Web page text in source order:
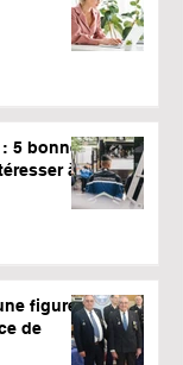
5 bonnes
à
figure
de